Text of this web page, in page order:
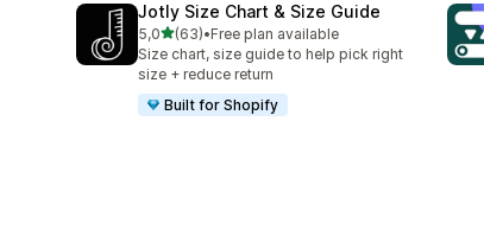
Jotly Size Chart & Size Guide
5,05 yıldız üzerinden
(63)
toplam 63 değerlendirme
•Free plan available
Size chart, size guide to help pick right
size + reduce return
Built for Shopify